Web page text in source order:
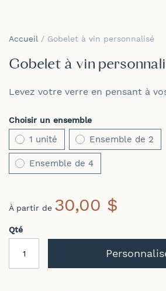
Accueil Gobelet à vin personnalisé
Gobelet à vin
Levez votre verre en pensant à
Choisir un ensemble
1 unité Ensemble de 2
Ensemble de 4
À partir de 30,00 $
Qté
to
beginning
of
images